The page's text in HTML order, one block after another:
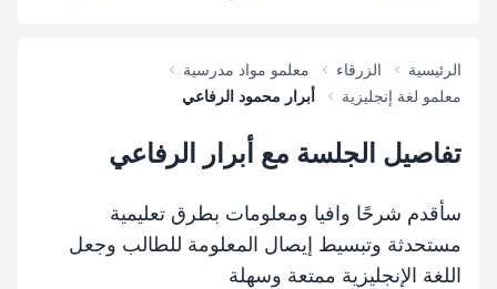
الرئيسية الزرقاء
معلمو مواد مدرسية
معلمو لغة إنجليزية
أبرار محمود الرفاعي
تفاصيل الجلسة مع أبرار الرفاعي
سأقدم شرحًا وافيا ومعلومات بطرق تعليمية
مستحدثة وتبسيط إيصال المعلومة للطالب وجعل
اللغة الإنجليزية ممتعة وسهلة